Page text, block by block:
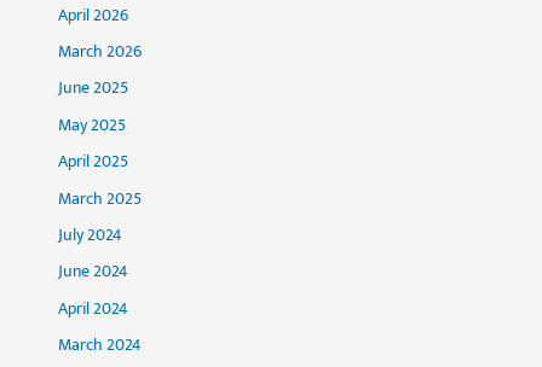
April 2026
March 2026
June 2025
May 2025
April 2025
March 2025
July 2024
June 2024
April 2024
March 2024